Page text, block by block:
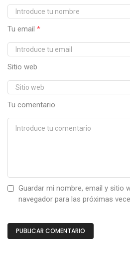
Tu email *
Sitio web
Tu comentario
Guardar mi nombre, email y sitio
navegador para las próximas